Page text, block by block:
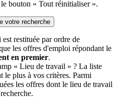
bouton « Tout réinitialiser ».
votre recherche
restituée par ordre de
les offres d'emploi répondant le
en premier.
« Lieu de travail » ? La liste
le plus à vos critères. Parmi
les offres dont le lieu de travail